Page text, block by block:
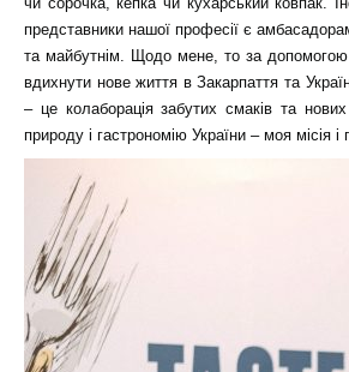
представники нашої професії є
та майбутнім. Щодо мене, то за допомогою
вдихнути нове життя в Закарпаття та
– це колаборація забутих смаків та
природу і гастрономію України – моя місія